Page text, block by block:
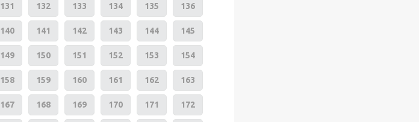
131 132 133 134 135 136
140 141 142 143 144 145
149 150 151 152 153 154
158 159 160 161 162 163
167 168 169 170 171 172